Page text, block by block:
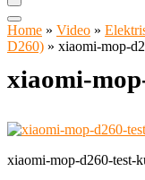
Home » Video »
D260) » xiaomi-mop-
xiaomi-
xiaomi-mop-d260-test-